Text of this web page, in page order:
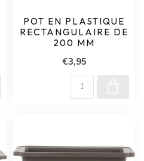
POT EN PLASTIQUE
RECTANGULAIRE DE
200 MM
€3,95